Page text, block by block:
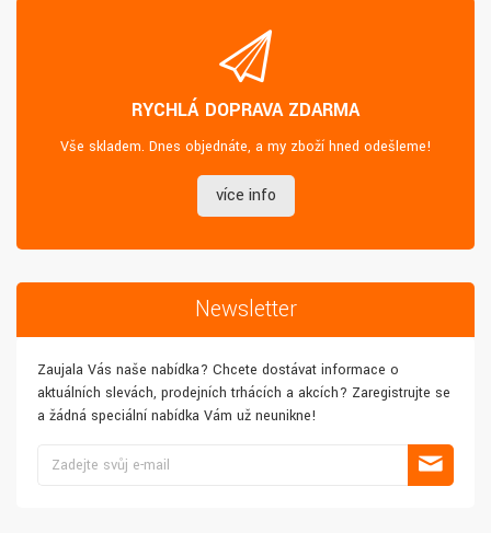
RYCHLÁ DOPRAVA ZDARMA
Vše skladem. Dnes objednáte, a my zboží hned odešleme!
více info
Newsletter
Zaujala Vás naše nabídka? Chcete dostávat informace o
aktuálních slevách, prodejních trhácích a akcích? Zaregistrujte se
a žádná speciální nabídka Vám už neunikne!